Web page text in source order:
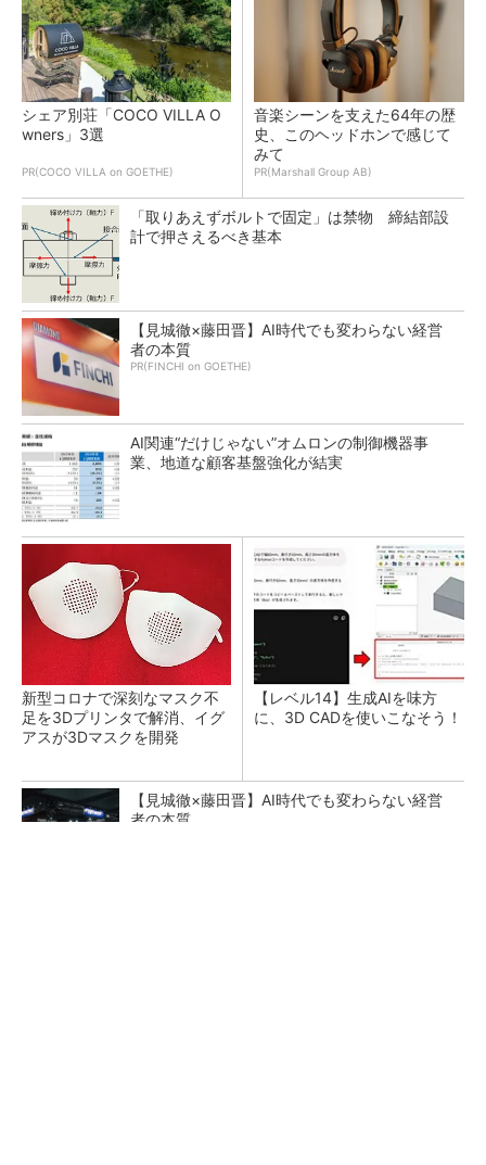
シェア別荘「COCO VILLA O
wners」3選
PR(COCO VILLA on GOETHE)
音楽シーンを支えた64年の歴
史、このヘッドホンで感じて
みて
PR(Marshall Group AB)
「取りあえずボルトで固定」は禁物 締結部設
計で押さえるべき基本
【見城徹×藤田晋】AI時代でも変わらない経営
者の本質
PR(FINCHI on GOETHE)
AI関連“だけじゃない”オムロンの制御機器事
業、地道な顧客基盤強化が結実
新型コロナで深刻なマスク不
足を3Dプリンタで解消、イグ
アスが3Dマスクを開発
【レベル14】生成AIを味方
に、3D CADを使いこなそう！
【見城徹×藤田晋】AI時代でも変わらない経営
者の本質